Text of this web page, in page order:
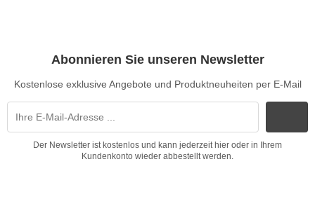
Abonnieren Sie unseren Newsletter
Kostenlose exklusive Angebote und Produktneuheiten per E-Mail
Der Newsletter ist kostenlos und kann jederzeit hier oder in Ihrem
Kundenkonto wieder abbestellt werden.